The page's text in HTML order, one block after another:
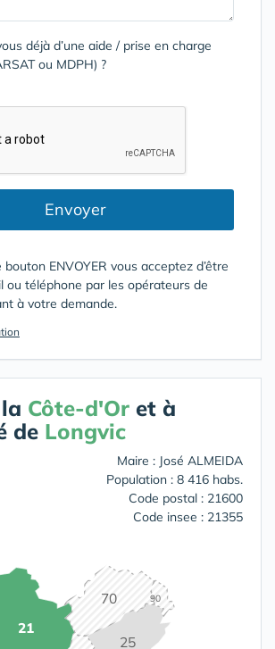
déjà d’une aide / prise en charge
ou MDPH) ?
Envoyer
ENVOYER vous acceptez d’être
ou téléphone par les opérateurs de
à votre demande.
Côte-d'Or et à
de Longvic
Maire : José ALMEIDA
Population : 8 416 habs.
Code postal : 21600
Code insee : 21355
21
25
70 90